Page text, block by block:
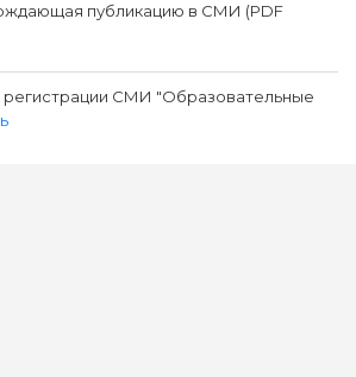
публикацию в СМИ (PDF
СМИ "Образовательные